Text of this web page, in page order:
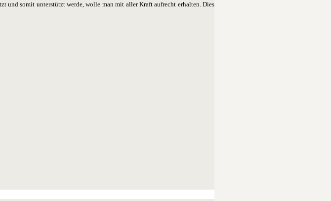
und somit unterstützt werde, wolle man mit aller Kraft aufrecht erhalten. Dies